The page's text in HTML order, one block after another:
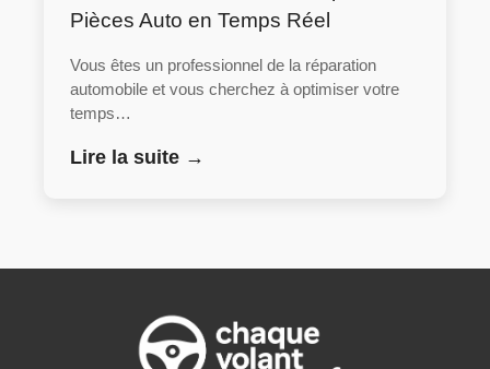
Pièces Auto en Temps Réel
Vous êtes un professionnel de la réparation
automobile et vous cherchez à optimiser votre
temps…
Lire la suite →